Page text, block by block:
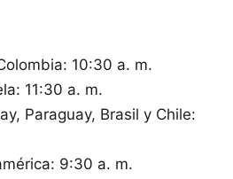
10:30 a. m.
11:30 a. m.
Paraguay, Brasil y Chile:
9:30 a. m.